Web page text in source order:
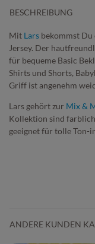
BESCHREIBUNG
Mit Lars bekommst
Jersey. Der
für bequeme Basic
Shirts und Shorts,
Griff ist angenehm
Lars gehört zur Mix &
Kollektion sind
geeignet für tolle Ton-
ANDERE KUNDEN